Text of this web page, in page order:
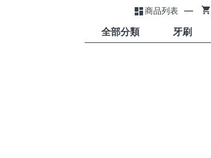
商品列表
全部分類 牙刷